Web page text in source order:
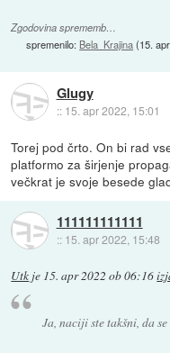
Zgodovina sprememb…
spremenilo: Bela_Krajina(15.
Glugy
:: 15. apr 2022, 15:01
Torej pod črto. On bi rad
platformo za širjenje
večkrat je svoje besede
111111111111
:: 15. apr 2022, 15:48
Utk je 15. apr 2022 ob 06:16
Ja, naciji ste takšni, da